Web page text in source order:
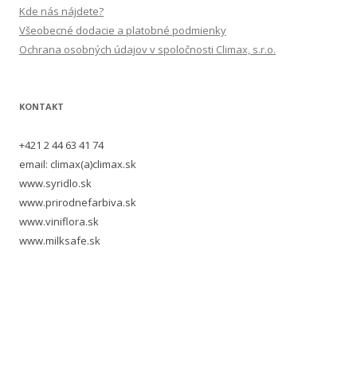
Kde nás nájdete?
Všeobecné dodacie a platobné podmienky
Ochrana osobných údajov v spoločnosti Climax, s.r.o.
KONTAKT
+421 2 44 63 41 74
email: climax(a)climax.sk
www.syridlo.sk
www.prirodnefarbiva.sk
www.viniflora.sk
www.milksafe.sk